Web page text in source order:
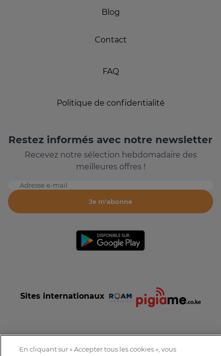
Blog
Contact
FAQ
Politique de confidentialité
Restez informés avec notre newsletter
Recevez notre sélection hebdomadaire des
meilleures offres !
Adresse e-mail
Je m'abonne
Sites internationaux
En cliquant sur « Accepter tous les cookies », vous